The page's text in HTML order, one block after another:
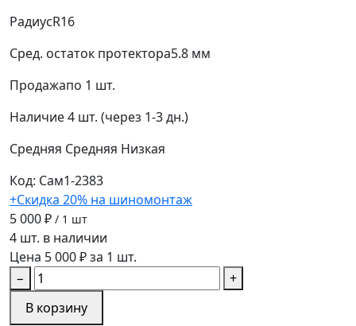
РадиусR16
Сред. остаток протектора5.8 мм
Продажапо 1 шт.
Наличие4 шт. (через 1-3 дн.)
Средняя Средняя Низкая
Код: Сам1-2383
+Скидка 20% на шиномонтаж
5 000 ₽ / 1 шт
4 шт. в наличии
Цена 5 000 ₽ за 1 шт.
−
+
В корзину